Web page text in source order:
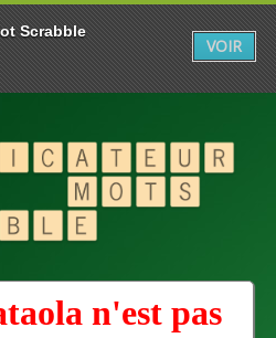
n'est pas
Scrabble
VOIR